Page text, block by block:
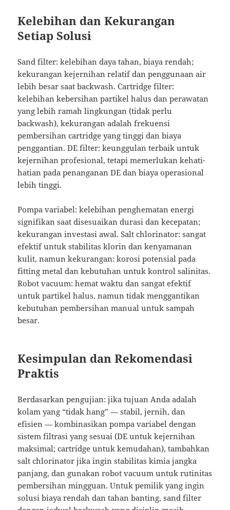
Kelebihan dan Kekurangan
Setiap Solusi
Sand filter: kelebihan daya tahan, biaya rendah;
kekurangan kejernihan relatif dan penggunaan air
lebih besar saat backwash. Cartridge filter:
kelebihan kebersihan partikel halus dan perawatan
yang lebih ramah lingkungan (tidak perlu
backwash), kekurangan adalah frekuensi
pembersihan cartridge yang tinggi dan biaya
penggantian. DE filter: keunggulan terbaik untuk
kejernihan profesional, tetapi memerlukan kehati-
hatian pada penanganan DE dan biaya operasional
lebih tinggi.
Pompa variabel: kelebihan penghematan energi
signifikan saat disesuaikan durasi dan kecepatan;
kekurangan investasi awal. Salt chlorinator: sangat
efektif untuk stabilitas klorin dan kenyamanan
kulit, namun kekurangan: korosi potensial pada
fitting metal dan kebutuhan untuk kontrol salinitas.
Robot vacuum: hemat waktu dan sangat efektif
untuk partikel halus, namun tidak menggantikan
kebutuhan pembersihan manual untuk sampah
besar.
Kesimpulan dan Rekomendasi
Praktis
Berdasarkan pengujian: jika tujuan Anda adalah
kolam yang “tidak hang” — stabil, jernih, dan
efisien — kombinasikan pompa variabel dengan
sistem filtrasi yang sesuai (DE untuk kejernihan
maksimal; cartridge untuk kemudahan), tambahkan
salt chlorinator jika ingin stabilitas kimia jangka
panjang, dan gunakan robot vacuum untuk rutinitas
pembersihan mingguan. Untuk pemilik yang ingin
solusi biaya rendah dan tahan banting, sand filter